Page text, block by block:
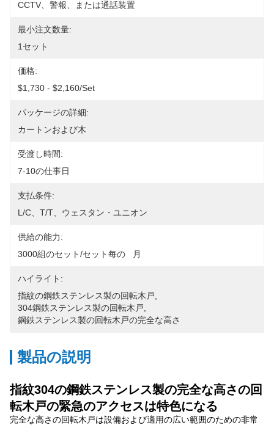
CCTV、警報、または通話装置
最小注文数量:
1セット
価格:
$1,730 - $2,160/set
パッケージの詳細:
カートンおよび木
受渡し時間:
7-10の仕事日
支払条件:
L/C、T/T、ウェスタン・ユニオン
供給の能力:
3000組のセット/セット每の   月
ハイライト:
指紋の鋼鉄ステンレス製の回転木戸
304鋼鉄ステンレス製の回転木戸
鋼鉄ステンレス製の回転木戸の完全な高さ
製品の説明
指紋304の鋼鉄ステンレス製の完全な高さの回
転木戸の緊急のアクセスは特色になる
完全な高さの回転木戸は設備および適用の広い範囲のための非常